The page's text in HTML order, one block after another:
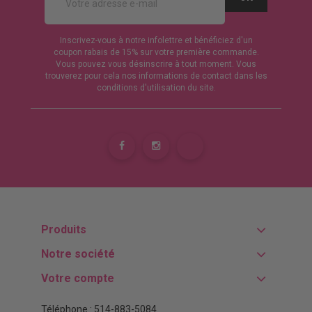
Inscrivez-vous à notre infolettre et bénéficiez d'un
coupon rabais de 15% sur votre première commande.
Vous pouvez vous désinscrire à tout moment. Vous
trouverez pour cela nos informations de contact dans les
conditions d'utilisation du site.
Produits
Notre société
Votre compte
Téléphone : 514-883-5084